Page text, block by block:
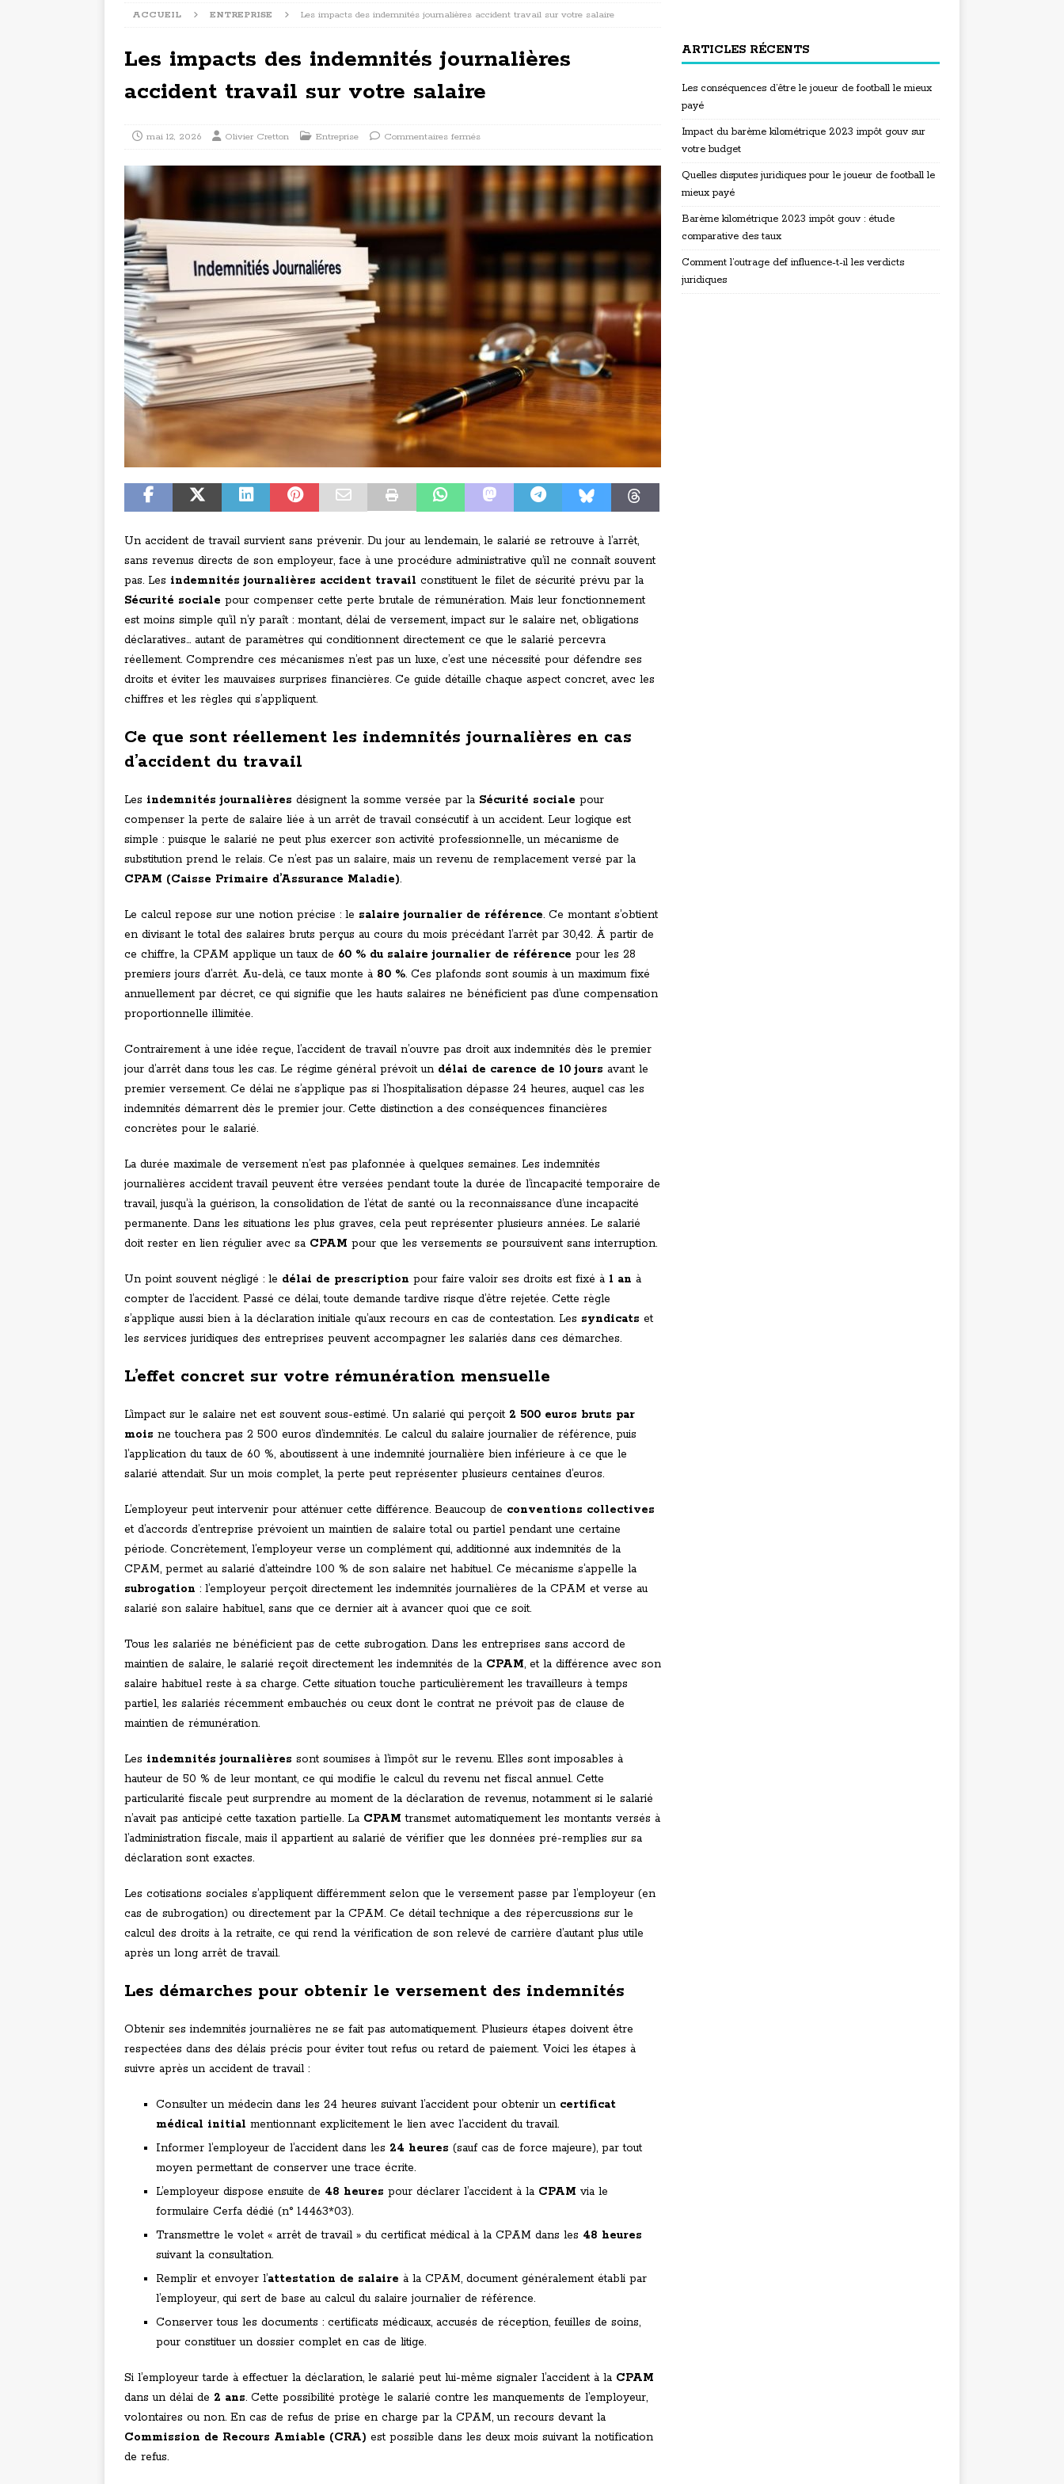
ACCUEIL ENTREPRISE Les impacts des indemnités journalières accident travail sur votre salaire
Les impacts des indemnités journalières
accident travail sur votre salaire
mai 12, 2026 Olivier Cretton Entreprise Commentaires fermés
Un accident de travail survient sans prévenir. Du jour au lendemain, le salarié se retrouve à l’arrêt,
sans revenus directs de son employeur, face à une procédure administrative qu’il ne connaît souvent
pas. Les indemnités journalières accident travail constituent le filet de sécurité prévu par la
Sécurité sociale pour compenser cette perte brutale de rémunération. Mais leur fonctionnement
est moins simple qu’il n’y paraît : montant, délai de versement, impact sur le salaire net, obligations
déclaratives… autant de paramètres qui conditionnent directement ce que le salarié percevra
réellement. Comprendre ces mécanismes n’est pas un luxe, c’est une nécessité pour défendre ses
droits et éviter les mauvaises surprises financières. Ce guide détaille chaque aspect concret, avec les
chiffres et les règles qui s’appliquent.
Ce que sont réellement les indemnités journalières en cas
d’accident du travail
Les indemnités journalières désignent la somme versée par la Sécurité sociale pour
compenser la perte de salaire liée à un arrêt de travail consécutif à un accident. Leur logique est
simple : puisque le salarié ne peut plus exercer son activité professionnelle, un mécanisme de
substitution prend le relais. Ce n’est pas un salaire, mais un revenu de remplacement versé par la
CPAM (Caisse Primaire d’Assurance Maladie).
Le calcul repose sur une notion précise : le salaire journalier de référence. Ce montant s’obtient
en divisant le total des salaires bruts perçus au cours du mois précédant l’arrêt par 30,42. À partir de
ce chiffre, la CPAM applique un taux de 60 % du salaire journalier de référence pour les 28
premiers jours d’arrêt. Au-delà, ce taux monte à 80 %. Ces plafonds sont soumis à un maximum fixé
annuellement par décret, ce qui signifie que les hauts salaires ne bénéficient pas d’une compensation
proportionnelle illimitée.
Contrairement à une idée reçue, l’accident de travail n’ouvre pas droit aux indemnités dès le premier
jour d’arrêt dans tous les cas. Le régime général prévoit un délai de carence de 10 jours avant le
premier versement. Ce délai ne s’applique pas si l’hospitalisation dépasse 24 heures, auquel cas les
indemnités démarrent dès le premier jour. Cette distinction a des conséquences financières
concrètes pour le salarié.
La durée maximale de versement n’est pas plafonnée à quelques semaines. Les indemnités
journalières accident travail peuvent être versées pendant toute la durée de l’incapacité temporaire de
travail, jusqu’à la guérison, la consolidation de l’état de santé ou la reconnaissance d’une incapacité
permanente. Dans les situations les plus graves, cela peut représenter plusieurs années. Le salarié
doit rester en lien régulier avec sa CPAM pour que les versements se poursuivent sans interruption.
Un point souvent négligé : le délai de prescription pour faire valoir ses droits est fixé à 1 an à
compter de l’accident. Passé ce délai, toute demande tardive risque d’être rejetée. Cette règle
s’applique aussi bien à la déclaration initiale qu’aux recours en cas de contestation. Les syndicats et
les services juridiques des entreprises peuvent accompagner les salariés dans ces démarches.
L’effet concret sur votre rémunération mensuelle
L’impact sur le salaire net est souvent sous-estimé. Un salarié qui perçoit 2 500 euros bruts par
mois ne touchera pas 2 500 euros d’indemnités. Le calcul du salaire journalier de référence, puis
l’application du taux de 60 %, aboutissent à une indemnité journalière bien inférieure à ce que le
salarié attendait. Sur un mois complet, la perte peut représenter plusieurs centaines d’euros.
L’employeur peut intervenir pour atténuer cette différence. Beaucoup de conventions collectives
et d’accords d’entreprise prévoient un maintien de salaire total ou partiel pendant une certaine
période. Concrètement, l’employeur verse un complément qui, additionné aux indemnités de la
CPAM, permet au salarié d’atteindre 100 % de son salaire net habituel. Ce mécanisme s’appelle la
subrogation : l’employeur perçoit directement les indemnités journalières de la CPAM et verse au
salarié son salaire habituel, sans que ce dernier ait à avancer quoi que ce soit.
Tous les salariés ne bénéficient pas de cette subrogation. Dans les entreprises sans accord de
maintien de salaire, le salarié reçoit directement les indemnités de la CPAM, et la différence avec son
salaire habituel reste à sa charge. Cette situation touche particulièrement les travailleurs à temps
partiel, les salariés récemment embauchés ou ceux dont le contrat ne prévoit pas de clause de
maintien de rémunération.
Les indemnités journalières sont soumises à l’impôt sur le revenu. Elles sont imposables à
hauteur de 50 % de leur montant, ce qui modifie le calcul du revenu net fiscal annuel. Cette
particularité fiscale peut surprendre au moment de la déclaration de revenus, notamment si le salarié
n’avait pas anticipé cette taxation partielle. La CPAM transmet automatiquement les montants versés à
l’administration fiscale, mais il appartient au salarié de vérifier que les données pré-remplies sur sa
déclaration sont exactes.
Les cotisations sociales s’appliquent différemment selon que le versement passe par l’employeur (en
cas de subrogation) ou directement par la CPAM. Ce détail technique a des répercussions sur le
calcul des droits à la retraite, ce qui rend la vérification de son relevé de carrière d’autant plus utile
après un long arrêt de travail.
Les démarches pour obtenir le versement des indemnités
Obtenir ses indemnités journalières ne se fait pas automatiquement. Plusieurs étapes doivent être
respectées dans des délais précis pour éviter tout refus ou retard de paiement. Voici les étapes à
suivre après un accident de travail :
Consulter un médecin dans les 24 heures suivant l’accident pour obtenir un certificat
médical initial mentionnant explicitement le lien avec l’accident du travail.
Informer l’employeur de l’accident dans les 24 heures (sauf cas de force majeure), par tout
moyen permettant de conserver une trace écrite.
L’employeur dispose ensuite de 48 heures pour déclarer l’accident à la CPAM via le
formulaire Cerfa dédié (n° 14463*03).
Transmettre le volet « arrêt de travail » du certificat médical à la CPAM dans les 48 heures
suivant la consultation.
Remplir et envoyer l’attestation de salaire à la CPAM, document généralement établi par
l’employeur, qui sert de base au calcul du salaire journalier de référence.
Conserver tous les documents : certificats médicaux, accusés de réception, feuilles de soins,
pour constituer un dossier complet en cas de litige.
Si l’employeur tarde à effectuer la déclaration, le salarié peut lui-même signaler l’accident à la CPAM
dans un délai de 2 ans. Cette possibilité protège le salarié contre les manquements de l’employeur,
volontaires ou non. En cas de refus de prise en charge par la CPAM, un recours devant la
Commission de Recours Amiable (CRA) est possible dans les deux mois suivant la notification
de refus.
ARTICLES RÉCENTS
Les conséquences d’être le joueur de football le mieux
payé
Impact du barème kilométrique 2023 impôt gouv sur
votre budget
Quelles disputes juridiques pour le joueur de football le
mieux payé
Barème kilométrique 2023 impôt gouv : étude
comparative des taux
Comment l’outrage def influence-t-il les verdicts
juridiques